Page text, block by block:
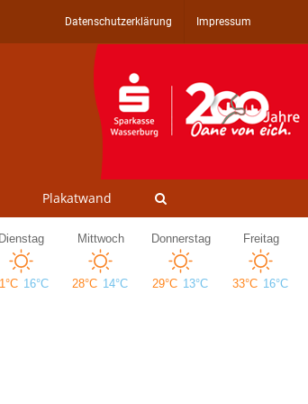
Datenschutzerklärung Impressum
Plakatwand